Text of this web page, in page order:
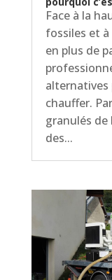
Face à la
fossiles et à
en plus de
alternatives
chauffer.
granulés de
des...